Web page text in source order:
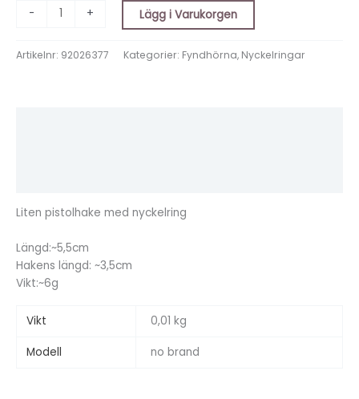
- + Lägg i Varukorgen
Artikelnr: 92026377 Kategorier: Fyndhörna, Nyckelringar
Liten pistolhake med nyckelring
Längd:~5,5cm
Hakens längd: ~3,5cm
Vikt:~6g
Vikt 0,01 kg
Modell no brand